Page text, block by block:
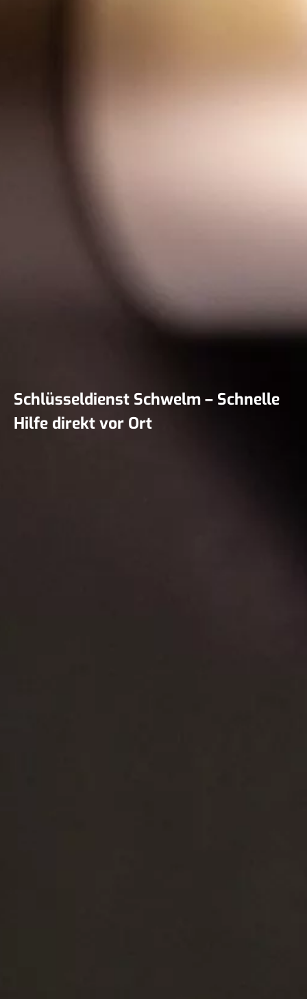
Schlüsseldienst Schwelm – Schnelle
Hilfe direkt vor Ort